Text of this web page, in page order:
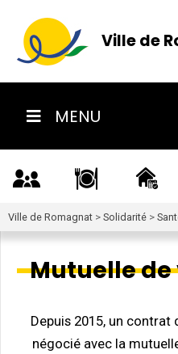
Ville de
MENU
Ville de Romagnat > Solidarité >
Mutuelle
Depuis 2015, un contrat
négocié avec la